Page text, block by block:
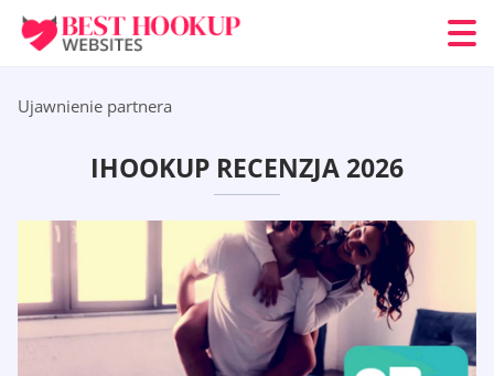
Ujawnienie partnera
IHOOKUP RECENZJA 2026